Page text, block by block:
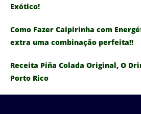
Exótico!
Como Fazer Caipirinha com
extra uma combinação perfeita!!
Receita Piña Colada Original, O
Porto Rico